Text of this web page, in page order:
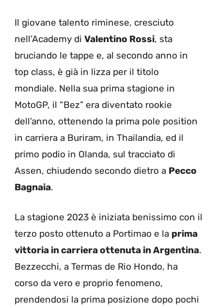
Il giovane talento riminese, cresciuto
nell’Academy di Valentino Rossi, sta
bruciando le tappe e, al secondo anno in
top class, è già in lizza per il titolo
mondiale. Nella sua prima stagione in
MotoGP, il “Bez” era diventato rookie
dell’anno, ottenendo la prima pole position
in carriera a Buriram, in Thailandia, ed il
primo podio in Olanda, sul tracciato di
Assen, chiudendo secondo dietro a Pecco
Bagnaia.
La stagione 2023 è iniziata benissimo con il
terzo posto ottenuto a Portimao e la prima
vittoria in carriera ottenuta in Argentina.
Bezzecchi, a Termas de Rio Hondo, ha
corso da vero e proprio fenomeno,
prendendosi la prima posizione dopo pochi